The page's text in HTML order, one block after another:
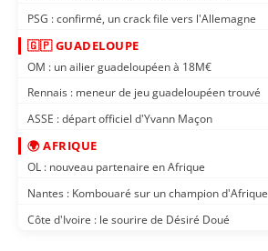
PSG : confirmé, un crack file vers l'Allemagne
🇬🇵 GUADELOUPE
OM : un ailier guadeloupéen à 18M€
Rennais : meneur de jeu guadeloupéen trouvé
ASSE : départ officiel d'Yvann Maçon
🌍 AFRIQUE
OL : nouveau partenaire en Afrique
Nantes : Kombouaré sur un champion d'Afrique
Côte d'Ivoire : le sourire de Désiré Doué